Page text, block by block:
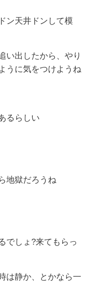
ン天井ドンして模
い出したから、やり
うに気をつけようね
るらしい
地獄だろうね
でしょ?来てもらっ
は静か、とかなら一